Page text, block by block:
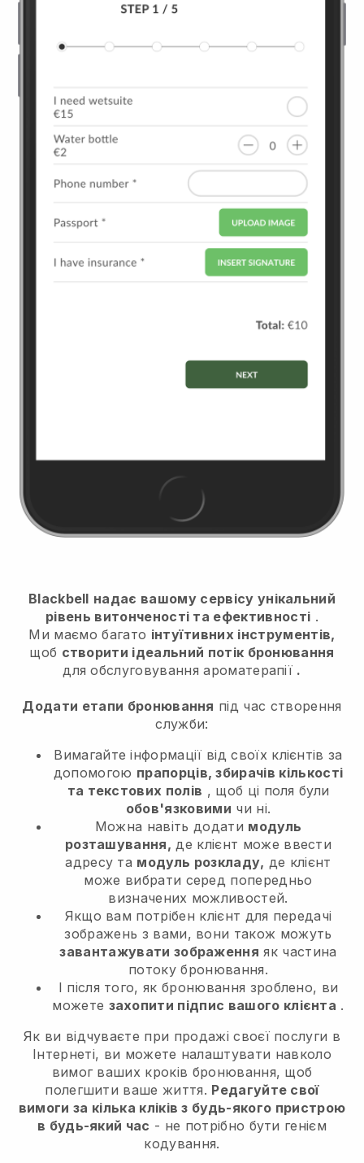
Blackbell надає вашому сервісу унікальний
рівень витонченості та ефективності .
Ми маємо багато інтуїтивних інструментів,
щоб створити ідеальний потік бронювання
для обслуговування ароматерапії .
Додати етапи бронювання під час створення
служби:
Вимагайте інформації від своїх клієнтів за
допомогою прапорців, збирачів кількості
та текстових полів , щоб ці поля були
обов'язковими чи ні.
Можна навіть додати модуль
розташування, де клієнт може ввести
адресу та модуль розкладу, де клієнт
може вибрати серед попередньо
визначених можливостей.
Якщо вам потрібен клієнт для передачі
зображень з вами, вони також можуть
завантажувати зображення як частина
потоку бронювання.
І після того, як бронювання зроблено, ви
можете захопити підпис вашого клієнта .
Як ви відчуваєте при продажі своєї послуги в
Інтернеті, ви можете налаштувати навколо
вимог ваших кроків бронювання, щоб
полегшити ваше життя. Редагуйте свої
вимоги за кілька кліків з будь-якого пристрою
в будь-який час - не потрібно бути генієм
кодування.